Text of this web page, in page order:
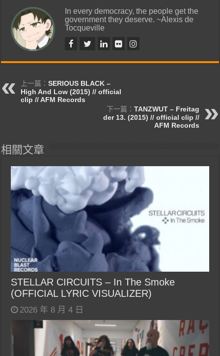
In every democracy, the people get the
government they deserve. ~Alexis de
Tocqueville
上一篇：SERIOUS BLACK –
High And Low (2015) // official
clip // AFM Records
下一篇： TANZWUT – Freitag
der 13. (2015) // official clip //
AFM Records
相關文章
STELLAR CIRCUITS – In The Smoke
(OFFICIAL LYRIC VISUALIZER)
2026 年 8 月 4 日